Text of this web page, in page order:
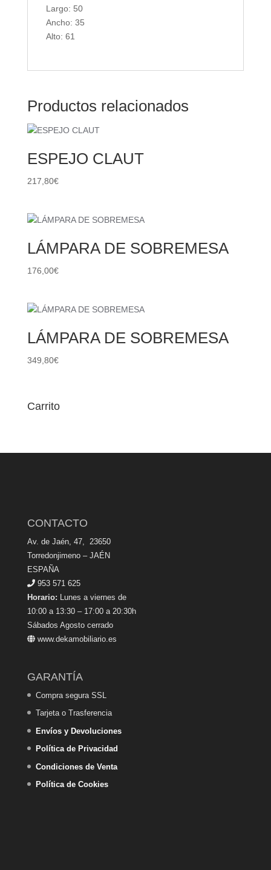
Largo: 50
Ancho: 35
Alto: 61
Productos relacionados
ESPEJO CLAUT
217,80€
LÁMPARA DE SOBREMESA
176,00€
LÁMPARA DE SOBREMESA
349,80€
Carrito
CONTACTO
Av. de Jaén, 47, 23650
Torredonjimeno – JAÉN
ESPAÑA
953 571 625
Horario: Lunes a viernes de
10:00 a 13:30 – 17:00 a 20:30h
Sábados Agosto cerrado
www.dekamobiliario.es
GARANTÍA
Compra segura SSL
Tarjeta o Trasferencia
Envíos y Devoluciones
Política de Privacidad
Condiciones de Venta
Política de Cookies